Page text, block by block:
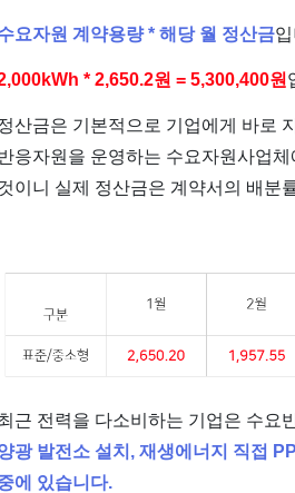
요자원 계약용량 * 해당 월 정산금
* 2,650.2원 = 5,300,400원
산금은 기본적으로 기업에게 바로
응자원을 운영하는 수요자원사업
이니 실제 정산금은 계약서의 배분
근 전력을 다소비하는 기업은 수요
광 발전소 설치, 재생에너지 직접
에 있습니다.